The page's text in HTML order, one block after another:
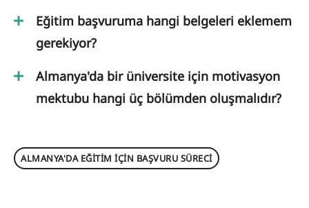
Eğitim başvuruma hangi belgeleri eklemem
gerekiyor?
Almanya'da bir üniversite için motivasyon
mektubu hangi üç bölümden oluşmalıdır?
ALMANYA'DA EĞITIM IÇIN BAŞVURU SÜRECI